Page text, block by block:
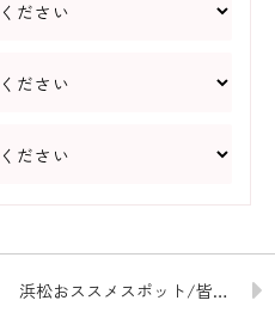
浜松おススメスポット/皆様ご存じ【うなぎパイ・春華堂】SEWEETS BANK